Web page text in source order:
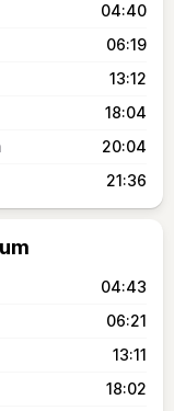
04:40
06:19
13:12
18:04
20:04
21:36
04:43
06:21
13:11
18:02